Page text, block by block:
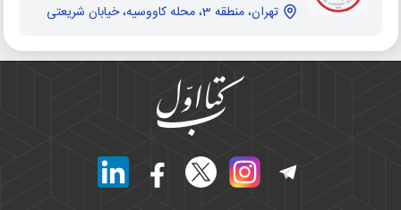
تهران، منطقه 3، محله کاووسیه، خیابان شریعتی